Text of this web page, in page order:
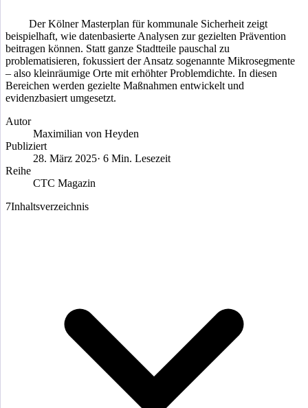
Der Kölner Masterplan für kommunale Sicherheit zeigt
beispielhaft, wie datenbasierte Analysen zur gezielten Prävention
beitragen können. Statt ganze Stadtteile pauschal zu
problematisieren, fokussiert der Ansatz sogenannte Mikrosegmente
– also kleinräumige Orte mit erhöhter Problemdichte. In diesen
Bereichen werden gezielte Maßnahmen entwickelt und
evidenzbasiert umgesetzt.
Autor
Maximilian von Heyden
Publiziert
28. März 2025· 6 Min. Lesezeit
Reihe
CTC Magazin
7Inhaltsverzeichnis